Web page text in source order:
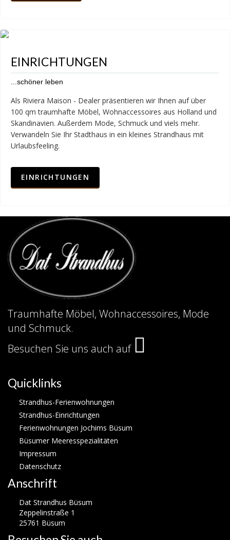
EINRICHTUNGEN
...schöner leben
Als Riviera Maison - Dealer präsentieren wir Ihnen auf über
100 qm traumhafte Möbel, Wohnaccessoires aus Holland und
Skandinavien. Außerdem Mode, Schmuck und viels mehr.
Verwandeln Sie Ihr Stadthaus in ein kleines Strandhaus mit
Urlaubsfeeling.
EINRICHTUNGEN
Traumhafte Möbel, Wohnaccessoires, Mode
und Schmuck.
Besuchen Sie uns auch auf
Quicklinks
Strandhus-Ferienwohnungen
Strandhus-Einrichtungen
Ferienwohnungen Jochims Büsum
Büsumer Meeresspezialitäten
Impressum
Datenschutz
Anschrift
Dat Strandhus Büsum
Zeppelinstraße 1
25761 Büsum